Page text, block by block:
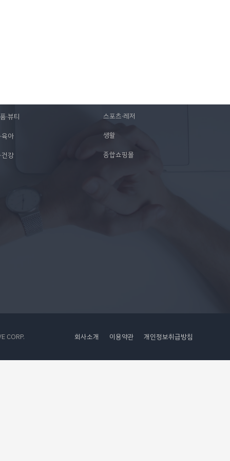
·뷰티
육아
건강
스포츠·레저
생활
종합쇼핑몰
CORP. 회사소개 이용약관 개인정보취급방침